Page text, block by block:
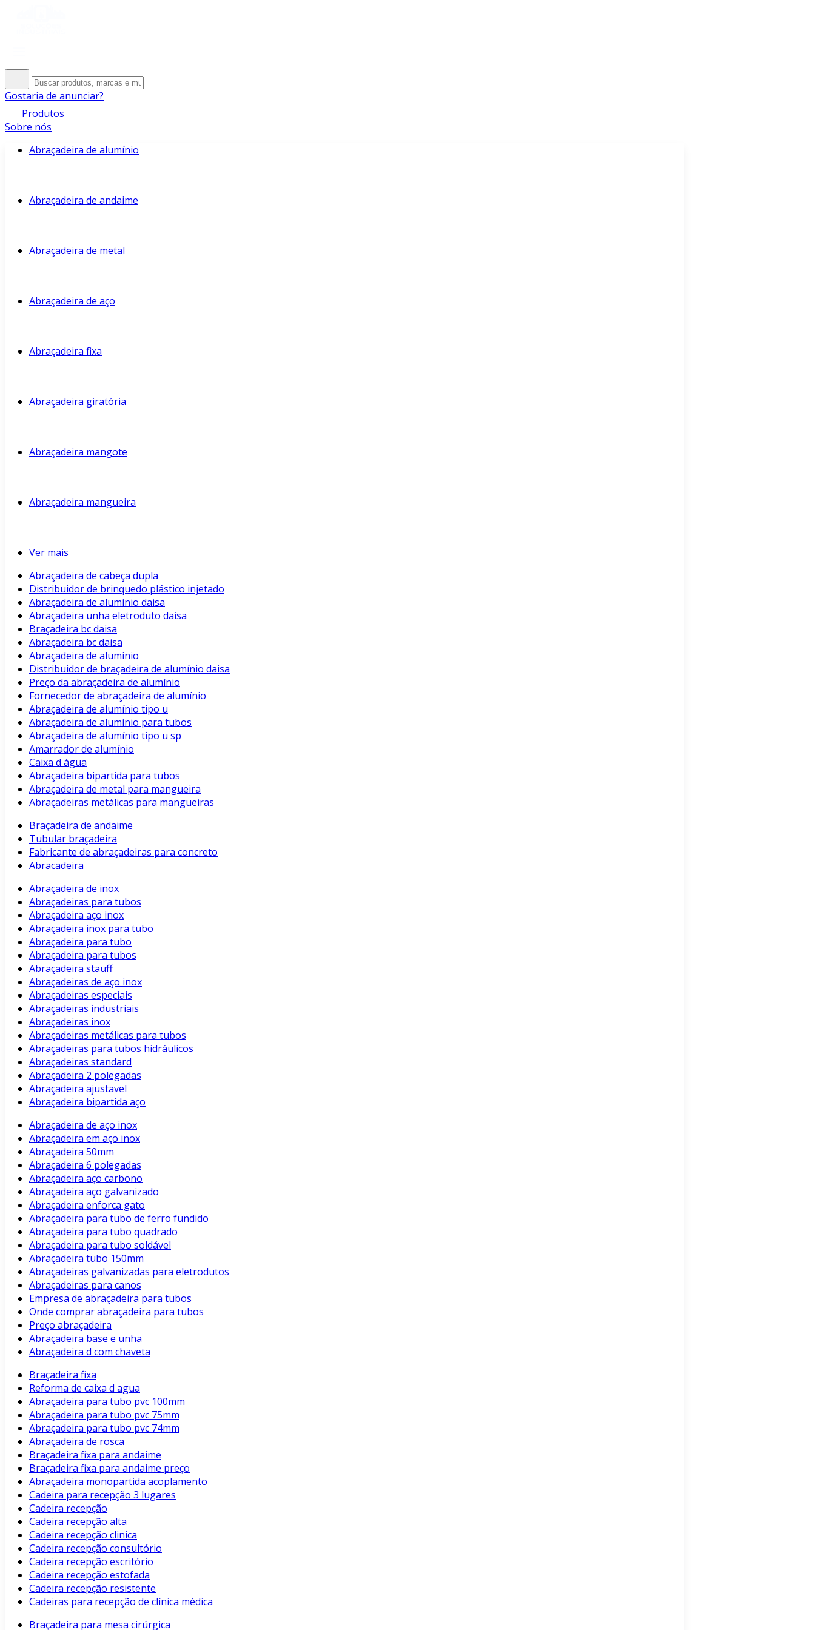
Gostaria de anunciar?
Produtos
Sobre nós
Abraçadeira de alumínio
Abraçadeira de andaime
Abraçadeira de metal
Abraçadeira de aço
Abraçadeira fixa
Abraçadeira giratória
Abraçadeira mangote
Abraçadeira mangueira
Ver mais
Abraçadeira de cabeça dupla
Distribuidor de brinquedo plástico injetado
Abraçadeira de alumínio daisa
Abraçadeira unha eletroduto daisa
Braçadeira bc daisa
Abraçadeira bc daisa
Abraçadeira de alumínio
Distribuidor de braçadeira de alumínio daisa
Preço da abraçadeira de alumínio
Fornecedor de abraçadeira de alumínio
Abraçadeira de alumínio tipo u
Abraçadeira de alumínio para tubos
Abraçadeira de alumínio tipo u sp
Amarrador de alumínio
Caixa d água
Abraçadeira bipartida para tubos
Abraçadeira de metal para mangueira
Abraçadeiras metálicas para mangueiras
Braçadeira de andaime
Tubular braçadeira
Fabricante de abraçadeiras para concreto
Abracadeira
Abraçadeira de inox
Abraçadeiras para tubos
Abraçadeira aço inox
Abraçadeira inox para tubo
Abraçadeira para tubo
Abraçadeira para tubos
Abraçadeira stauff
Abraçadeiras de aço inox
Abraçadeiras especiais
Abraçadeiras industriais
Abraçadeiras inox
Abraçadeiras metálicas para tubos
Abraçadeiras para tubos hidráulicos
Abraçadeiras standard
Abraçadeira 2 polegadas
Abraçadeira ajustavel
Abraçadeira bipartida aço
Abraçadeira de aço inox
Abraçadeira em aço inox
Abraçadeira 50mm
Abraçadeira 6 polegadas
Abraçadeira aço carbono
Abraçadeira aço galvanizado
Abraçadeira enforca gato
Abraçadeira para tubo de ferro fundido
Abraçadeira para tubo quadrado
Abraçadeira para tubo soldável
Abraçadeira tubo 150mm
Abraçadeiras galvanizadas para eletrodutos
Abraçadeiras para canos
Empresa de abraçadeira para tubos
Onde comprar abraçadeira para tubos
Preço abraçadeira
Abraçadeira base e unha
Abraçadeira d com chaveta
Braçadeira fixa
Reforma de caixa d agua
Abraçadeira para tubo pvc 100mm
Abraçadeira para tubo pvc 75mm
Abraçadeira para tubo pvc 74mm
Abraçadeira de rosca
Braçadeira fixa para andaime
Braçadeira fixa para andaime preço
Abraçadeira monopartida acoplamento
Cadeira para recepção 3 lugares
Cadeira recepção
Cadeira recepção alta
Cadeira recepção clinica
Cadeira recepção consultório
Cadeira recepção escritório
Cadeira recepção estofada
Cadeira recepção resistente
Cadeiras para recepção de clínica médica
Braçadeira para mesa cirúrgica